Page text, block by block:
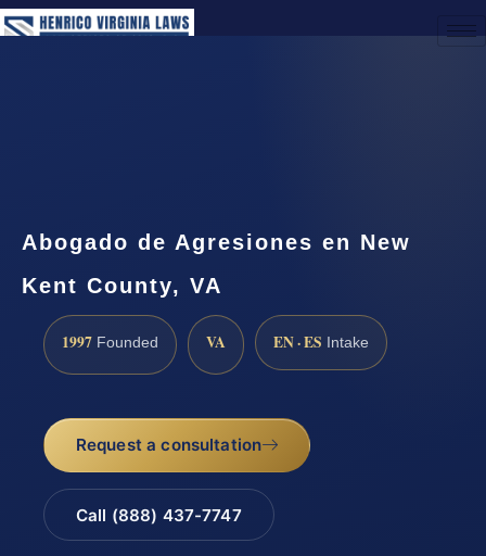
Abogado de Agresiones en New
Kent County, VA
1997 Founded VA EN · ES Intake
Request a consultation
Call (888) 437-7747